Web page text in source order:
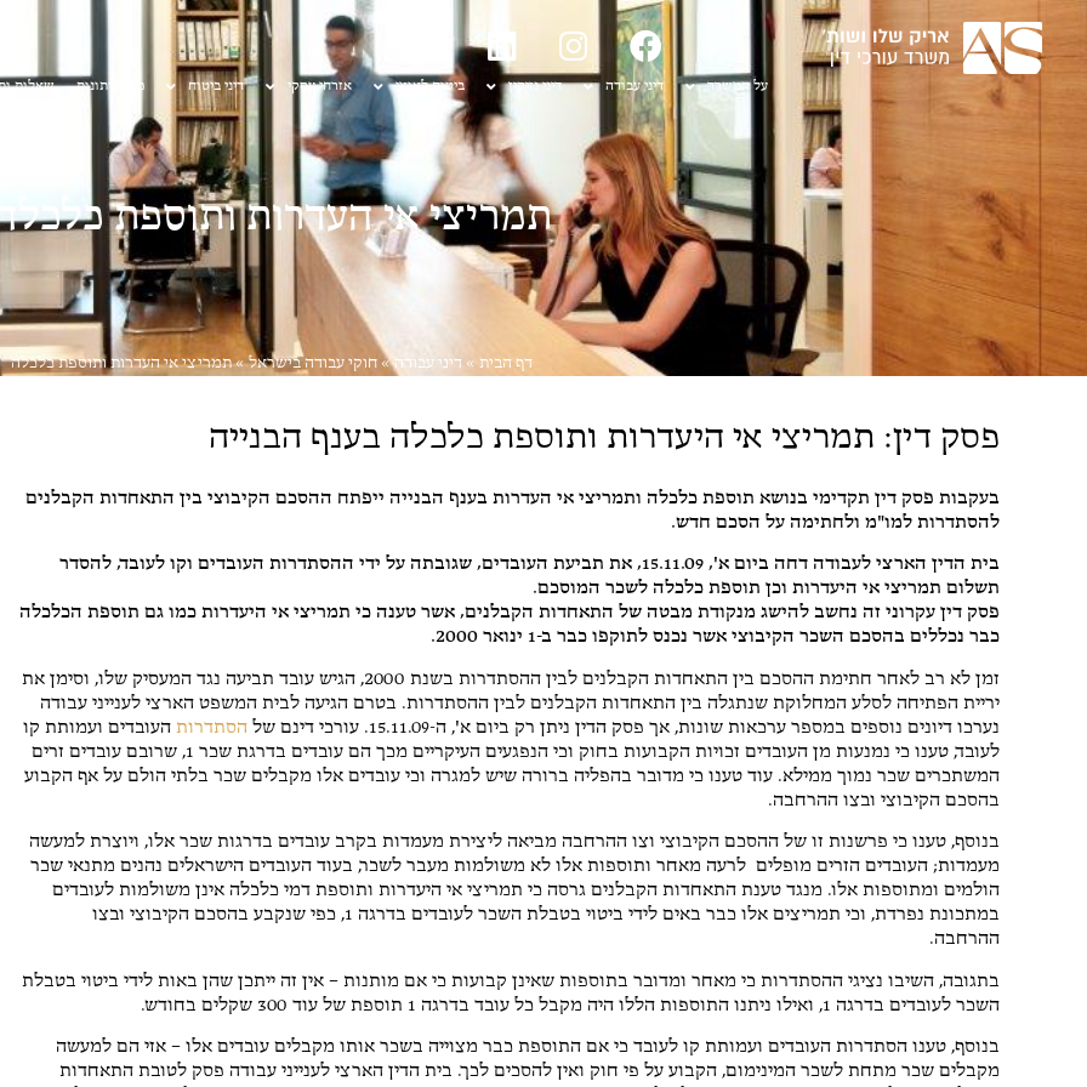
על המשרד דיני עבודה דיני נזיקין ביטוח לאומי אזרחי עסקי דיני ביטוח מן העיתונות שאלות
תמריצי אי העדרות ותוספת
דף הבית » דיני עבודה» חוקי עבודה בישראל»תמריצי אי העדרות ותוספת כלכלה
פסק דין: תמריצי אי היעדרות ותוספת כלכלה בענף הבנייה
בעקבות פסק דין תקדימי בנושא תוספת כלכלה ותמריצי אי העדרות בענף הבנייה ייפתח ההסכם הקיבוצי בין התאחדות הקבלנים
להסתדרות למו"מ ולחתימה על הסכם חדש.
בית הדין הארצי לעבודה דחה ביום א', 15.11.09, את תביעת העובדים, שגובתה על ידי ההסתדרות העובדים וקו לעובד, להסדר
תשלום תמריצי אי היעדרות וכן תוספת כלכלה לשכר המוסכם.
פסק דין עקרוני זה נחשב להישג מנקודת מבטה של התאחדות הקבלנים, אשר טענה כי תמריצי אי היעדרות כמו גם תוספת הכלכלה
כבר נכללים בהסכם השכר הקיבוצי אשר נכנס לתוקפו כבר ב-1 ינואר 2000.
זמן לא רב לאחר חתימת ההסכם בין התאחדות הקבלנים לבין ההסתדרות בשנת 2000, הגיש עובד תביעה נגד המעסיק שלו, וסימן את
יריית הפתיחה לסלע המחלוקת שנתגלה בין התאחדות הקבלנים לבין ההסתדרות. בטרם הגיעה לבית המשפט הארצי לענייני עבודה
נערכו דיונים נוספים במספר ערכאות שונות, אך פסק הדין ניתן רק ביום א', ה-15.11.09. עורכי דינם של
הסתדרות העובדים ועמותת קו
לעובד, טענו כי נמנעות מן העובדים זכויות הקבועות בחוק וכי הנפגעים העיקריים מכך הם עובדים בדרגת שכר 1, שרובם עובדים זרים
המשתכרים שכר נמוך ממילא. עוד טענו כי מדובר בהפליה ברורה שיש למגרה וכי עובדים אלו מקבלים שכר בלתי הולם על אף הקבוע
בהסכם הקיבוצי ובצו ההרחבה.
בנוסף, טענו כי פרשנות זו של ההסכם הקיבוצי וצו ההרחבה מביאה ליצירת מעמדות בקרב עובדים בדרגות שכר אלו, ויוצרת למעשה
מעמדות; העובדים הזרים מופלים לרעה מאחר ותוספות אלו לא משולמות מעבר לשכר, בעוד העובדים הישראלים נהנים מתנאי שכר
הולמים ומתוספות אלו. מנגד טענת התאחדות הקבלנים גרסה כי תמריצי אי היעדרות ותוספת דמי כלכלה אינן משולמות לעובדים
במתכונת נפרדת, וכי תמריצים אלו כבר באים לידי ביטוי בטבלת השכר לעובדים בדרגה 1, כפי שנקבע בהסכם הקיבוצי ובצו
ההרחבה.
בתגובה, השיבו נציגי ההסתדרות כי מאחר ומדובר בתוספות שאינן קבועות כי אם מותנות – אין זה ייתכן שהן באות לידי ביטוי בטבלת
השכר לעובדים בדרגה 1, ואילו ניתנו התוספות הללו היה מקבל כל עובד בדרגה 1 תוספת של עוד 300 שקלים בחודש.
בנוסף, טענו הסתדרות העובדים ועמותת קו לעובד כי אם התוספת כבר מצוייה בשכר אותו מקבלים עובדים אלו – אזי הם למעשה
מקבלים שכר מתחת לשכר המינימום, הקבוע על פי חוק ואין להסכים לכך. בית הדין הארצי לענייני עבודה פסק לטובת התאחדות
Barak Topaz
מקצועיים ואדיבים מאוד. הייתה לי
שאלה והתייעצתי איתם. עשו זאת
ברצון ובמקצועיות.
שי חיון
4 אוגוסט 2026
תודה לאחמד על שירות אדיב ומענה
מקצועי